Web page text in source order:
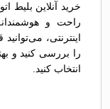
خرید آنلاین
راحت و
اینترنتی،
را بررسی کنید و
انتخاب کنید.